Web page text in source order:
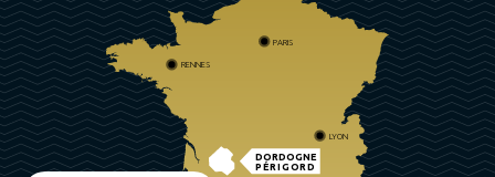
DORDOGNE
PÉRIGORD
PARIS
RENNES
LYON